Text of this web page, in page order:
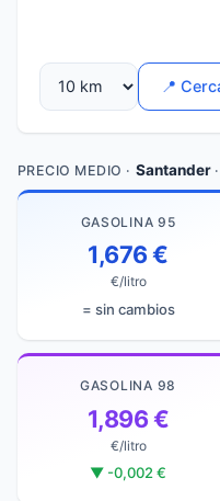
📍
PRECIO MEDIO · Santander
GASOLINA 95
1,676 €
€/litro
= sin cambios
GASOLINA 98
1,896 €
€/litro
▼ -0,002 €